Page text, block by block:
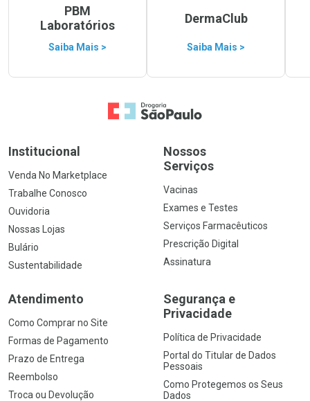
PBM
Laboratórios
Saiba Mais >
DermaClub
Saiba Mais >
Ir para a Home
Institucional
Venda No Marketplace
Trabalhe Conosco
Ouvidoria
Nossas Lojas
Bulário
Sustentabilidade
Nossos
Serviços
Vacinas
Exames e Testes
Serviços Farmacêuticos
Prescrição Digital
Assinatura
Atendimento
Como Comprar no Site
Formas de Pagamento
Prazo de Entrega
Reembolso
Troca ou Devolução
Segurança e
Privacidade
Política de Privacidade
Portal do Titular de Dados
Pessoais
Como Protegemos os Seus
Dados